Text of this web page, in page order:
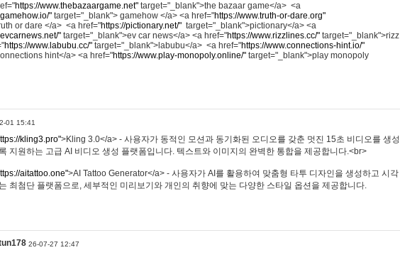
https://www.thebazaargame.net" target="_blank">the bazaar game</a> <a
" target="_blank"> gamehow </a> <a href="https://www.truth-or-dare.org"
or dare </a> <a href="https://pictionary.net/" target="_blank">pictionary</a> <a
" target="_blank">ev car news</a> <a href="https://www.rizzlines.cc/" target="_blank">rizz
https://www.labubu.cc/" target="_blank">labubu</a> <a href="https://www.connections-hint.io/"
hint</a> <a href="https://www.play-monopoly.online/" target="_blank">play monopoly
01 15:41
kling3.pro">Kling 3.0</a> - 사용자가 동적인 모션과 동기화된 오디오를 갖춘 멋진 15초 비디오를 생성
지원하는 고급 AI 비디오 생성 플랫폼입니다. 텍스트와 이미지의 완벽한 통합을 제공합니다.<br>
aitattoo.one">AI Tattoo Generator</a> - 사용자가 AI를 활용하여 맞춤형 타투 디자인을 생성하고 시각
최첨단 플랫폼으로, 세부적인 미리보기와 개인의 취향에 맞는 다양한 스타일 옵션을 제공합니다.
26-07-27 12:47